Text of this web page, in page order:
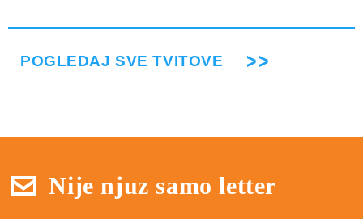
POGLEDAJ SVE TVITOVE
Nije njuz samo letter